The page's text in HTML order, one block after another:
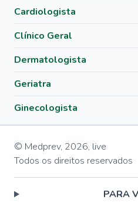
Cardiologista
Clínico Geral
Dermatologista
Geriatra
Ginecologista
© Medprev, 2026, live
Todos os direitos reservados
PARA